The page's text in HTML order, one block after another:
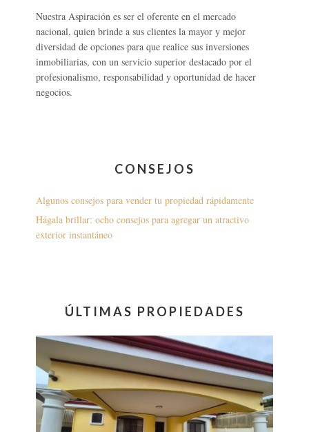
Nuestra Aspiración es ser el oferente en el mercado
nacional, quien brinde a sus clientes la mayor y mejor
diversidad de opciones para que realice sus inversiones
inmobiliarias, con un servicio superior destacado por el
profesionalismo, responsabilidad y oportunidad de hacer
negocios.
CONSEJOS
Algunos consejos para vender tu propiedad rápidamente
Hágala brillar: ocho consejos para agregar un atractivo
exterior instantáneo
ÚLTIMAS PROPIEDADES